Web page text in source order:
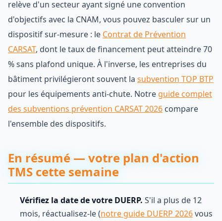
relève d'un secteur ayant signé une convention
d'objectifs avec la CNAM, vous pouvez basculer sur un
dispositif sur-mesure : le Contrat de Prévention
CARSAT, dont le taux de financement peut atteindre 70
% sans plafond unique. À l'inverse, les entreprises du
bâtiment privilégieront souvent la subvention TOP BTP
pour les équipements anti-chute. Notre guide complet
des subventions prévention CARSAT 2026 compare
l'ensemble des dispositifs.
En résumé — votre plan d'action
TMS cette semaine
Vérifiez la date de votre DUERP. S'il a plus de 12
mois, réactualisez-le (notre guide DUERP 2026vous